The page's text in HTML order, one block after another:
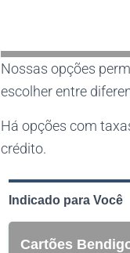
Nossas opções
escolher entre
Há opções com
crédito.
Indicado para Você
Cartões